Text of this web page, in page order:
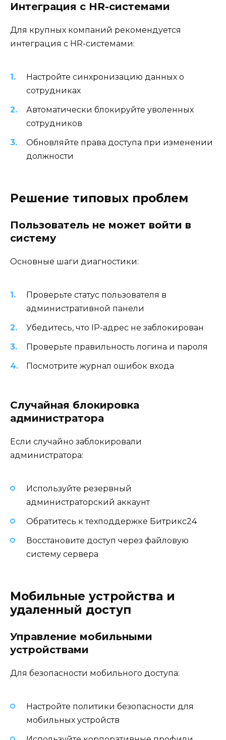
Интеграция с HR-системами
Для крупных компаний рекомендуется
интеграция с HR-системами:
Настройте синхронизацию данных о
сотрудниках
Автоматически блокируйте уволенных
сотрудников
Обновляйте права доступа при изменении
должности
Решение типовых проблем
Пользователь не может войти в
систему
Основные шаги диагностики:
Проверьте статус пользователя в
административной панели
Убедитесь, что IP-адрес не заблокирован
Проверьте правильность логина и пароля
Посмотрите журнал ошибок входа
Случайная блокировка
администратора
Если случайно заблокировали
администратора:
Используйте резервный
администраторский аккаунт
Обратитесь к техподдержке Битрикс24
Восстановите доступ через файловую
систему сервера
Мобильные устройства и
удаленный доступ
Управление мобильными
устройствами
Для безопасности мобильного доступа:
Настройте политики безопасности для
мобильных устройств